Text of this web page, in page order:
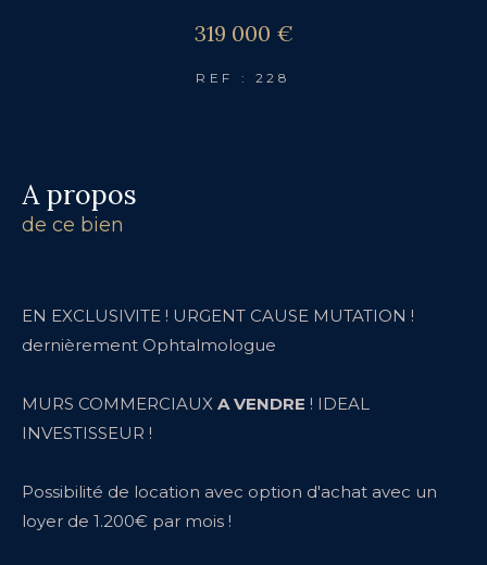
319 000 €
REF : 228
a propos
de ce bien
EN EXCLUSIVITE ! URGENT CAUSE MUTATION !
dernièrement Ophtalmologue
MURS COMMERCIAUX A VENDRE ! IDEAL
INVESTISSEUR !
Possibilité de location avec option d'achat avec un
loyer de 1.200€ par mois !